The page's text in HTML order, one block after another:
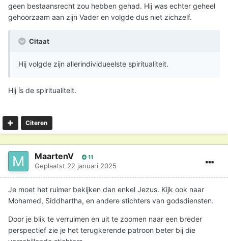
geen bestaansrecht zou hebben gehad. Hij was echter geheel
gehoorzaam aan zijn Vader en volgde dus niet zichzelf.
Citaat
Hij volgde zijn allerindividueelste spiritualiteit.
Hij ís de spiritualiteit.
Citeren
MaartenV 11
Geplaatst 22 januari 2025
Je moet het ruimer bekijken dan enkel Jezus. Kijk ook naar
Mohamed, Siddhartha, en andere stichters van godsdiensten.
Door je blik te verruimen en uit te zoomen naar een breder
perspectief zie je het terugkerende patroon beter bij die